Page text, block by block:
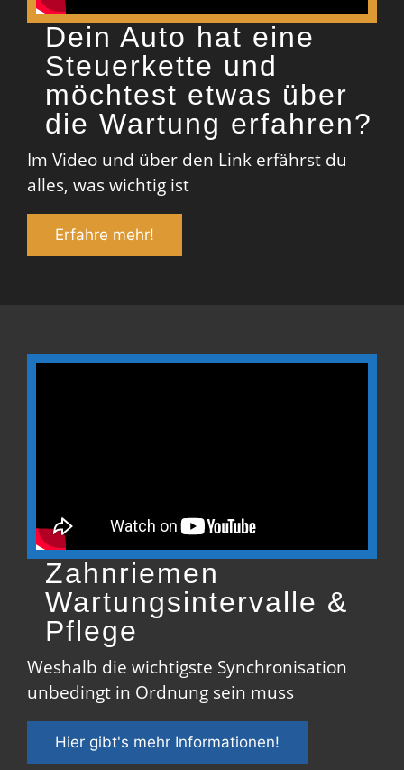
Dein Auto hat eine
Steuerkette und
möchtest etwas über
die Wartung erfahren?
Im Video und über den Link erfährst du
alles, was wichtig ist
Erfahre mehr!
Zahnriemen
Wartungsintervalle &
Pflege
Weshalb die wichtigste Synchronisation
unbedingt in Ordnung sein muss
Hier gibt's mehr Informationen!